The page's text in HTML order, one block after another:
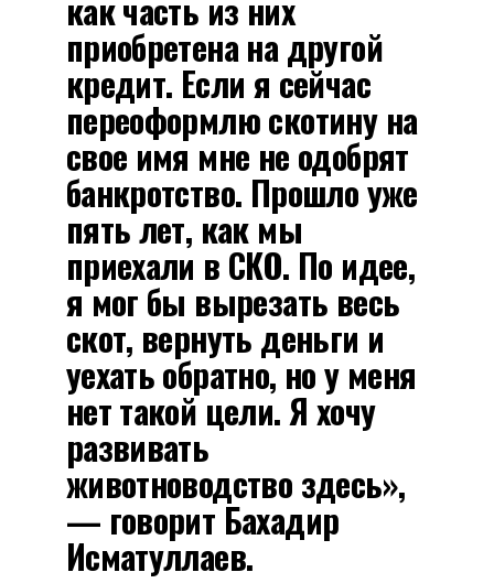
как часть из них
приобретена на другой
кредит. Если я сейчас
переоформлю скотину на
свое имя мне не одобрят
банкротство. Прошло уже
пять лет, как мы
приехали в СКО. По идее,
я мог бы вырезать весь
скот, вернуть деньги и
уехать обратно, но у меня
нет такой цели. Я хочу
развивать
животноводство здесь»,
— говорит Бахадир
Исматуллаев.